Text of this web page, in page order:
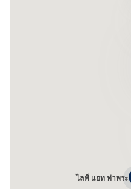
ไลฟ์ แอท ท่าพระ